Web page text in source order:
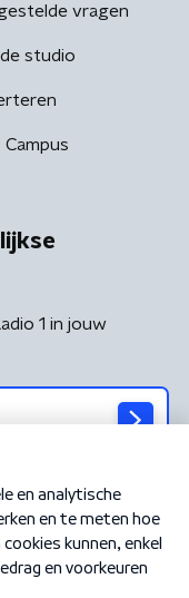
vragen
studio
Campus
1 in jouw